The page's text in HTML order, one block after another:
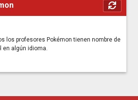
los profesores Pokémon tienen nombre de
en algún idioma.